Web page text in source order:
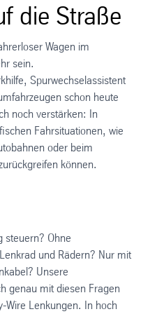
die Straße
Wagen im
sein.
Spurwechselassistent
schon heute
noch verstärken: In
Fahrsituationen, wie
oder beim
können.
steuern? Ohne
und Rädern? Nur mit
Unsere
genau mit diesen Fragen
Wire Lenkungen. In hoch